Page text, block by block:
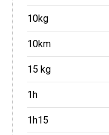
10kg
10km
15 kg
1h
1h15